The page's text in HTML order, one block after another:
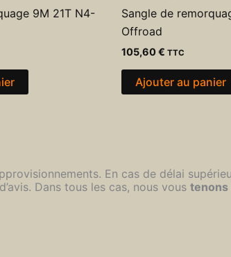
9M 21T N4-
Sangle de
Offroad
105,60€ TTC
Ajouter au panier
En cas de délai
Dans tous les cas, nous vous tenons